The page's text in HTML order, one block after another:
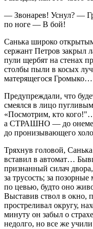
— Звонарев! Уснул? —
по ноге — В бой!
Санька широко
сержант Петров закрыл
пули щербят на стенах
столбы пыли в косых
матерящегося Громыко…
Предупреждали, что
смеялся в лицо
«Посмотрим, кто
а СТРАШНО — до
до пронизывающего
Тряхнув головой,
вставил в автомат…
признанный силач
за трусость; за
по цевью, будто оно
Выставив ствол в окно,
простреливал округу,
минуту он забыл о
недолго, но все же учили